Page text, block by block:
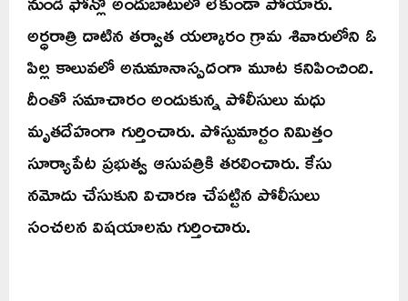
అర్ధరాత్రి దాటిన తర్వాత యల్కారం గ్రామ శివారులోని ఓ
పిల్ల కాలువలో అనుమానాస్పదంగా మూట కనిపించింది.
దీంతో సమాచారం అందుకున్న పోలీసులు మధు
మృతదేహంగా గుర్తించారు. పోస్టుమార్టం నిమిత్తం
సూర్యాపేట ప్రభుత్వ ఆసుపత్రికి తరలించారు. కేసు
నమోదు చేసుకుని విచారణ చేపట్టిన పోలీసులు
సంచలన విషయాలను గుర్తించారు.